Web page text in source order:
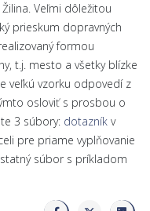
Veľmi dôležitou
prieskum dopravných
formou
t.j. mesto a všetky blízke
veľkú vzorku odpovedí z
osloviť s prosbou o
3 súbory: dotazník v
pre priame vyplňovanie
súbor s príkladom